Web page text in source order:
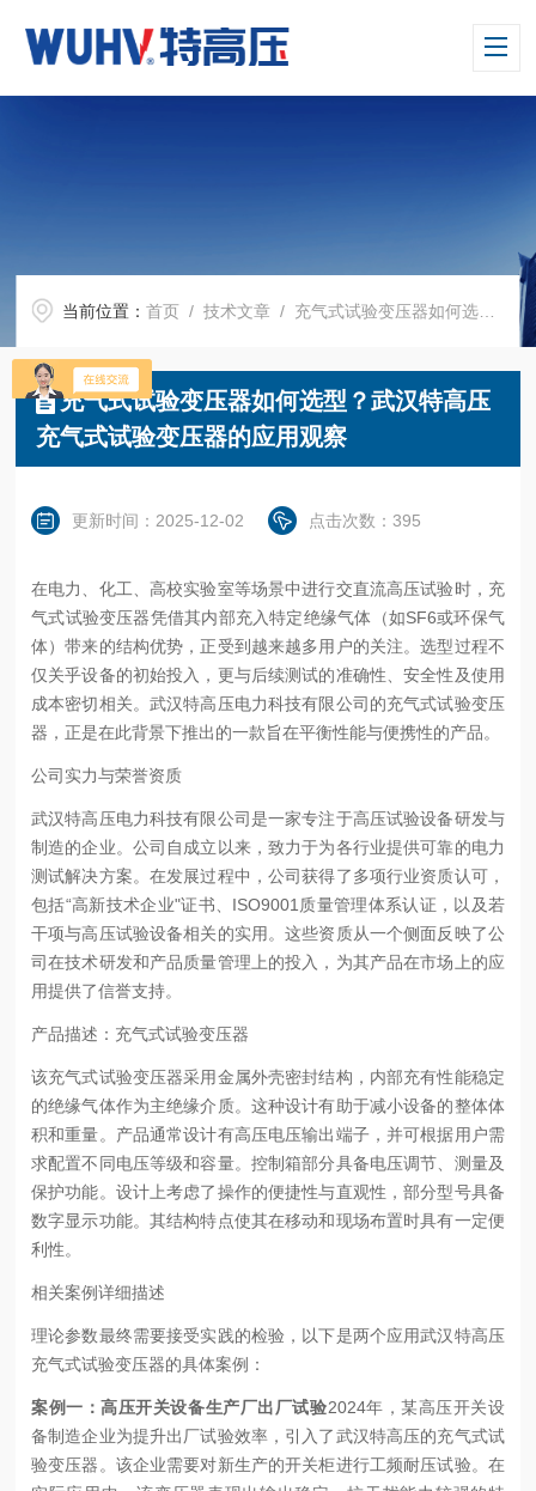
当前位置：首页 /技术文章 / 充气式试验变压器如何选型？武汉特高压充气式试验变压器的应用观察
充气式试验变压器如何选型？武汉特高压
充气式试验变压器的应用观察
更新时间：2025-12-02 点击次数：395
在电力、化工、高校实验室等场景中进行交直流高压试验时，充
气式试验变压器凭借其内部充入特定绝缘气体（如SF6或环保气
体）带来的结构优势，正受到越来越多用户的关注。选型过程不
仅关乎设备的初始投入，更与后续测试的准确性、安全性及使用
成本密切相关。武汉特高压电力科技有限公司的充气式试验变压
器，正是在此背景下推出的一款旨在平衡性能与便携性的产品。
公司实力与荣誉资质
武汉特高压电力科技有限公司是一家专注于高压试验设备研发与
制造的企业。公司自成立以来，致力于为各行业提供可靠的电力
测试解决方案。在发展过程中，公司获得了多项行业资质认可，
包括“高新技术企业"证书、ISO9001质量管理体系认证，以及若
干项与高压试验设备相关的实用。这些资质从一个侧面反映了公
司在技术研发和产品质量管理上的投入，为其产品在市场上的应
用提供了信誉支持。
产品描述：充气式试验变压器
该充气式试验变压器采用金属外壳密封结构，内部充有性能稳定
的绝缘气体作为主绝缘介质。这种设计有助于减小设备的整体体
积和重量。产品通常设计有高压电压输出端子，并可根据用户需
求配置不同电压等级和容量。控制箱部分具备电压调节、测量及
保护功能。设计上考虑了操作的便捷性与直观性，部分型号具备
数字显示功能。其结构特点使其在移动和现场布置时具有一定便
利性。
相关案例详细描述
理论参数最终需要接受实践的检验，以下是两个应用武汉特高压
充气式试验变压器的具体案例：
案例一：高压开关设备生产厂出厂试验2024年，某高压开关设
备制造企业为提升出厂试验效率，引入了武汉特高压的充气式试
验变压器。该企业需要对新生产的开关柜进行工频耐压试验。在